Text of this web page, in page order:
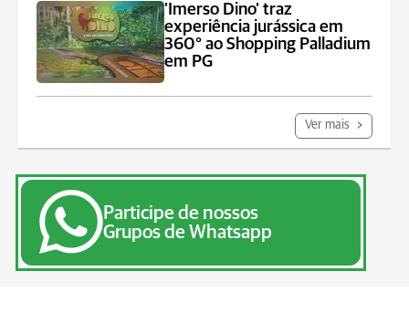
'Imerso Dino' traz
experiência jurássica em
360° ao Shopping Palladium
em PG
Ver mais
Participe de nossos
Grupos de Whatsapp